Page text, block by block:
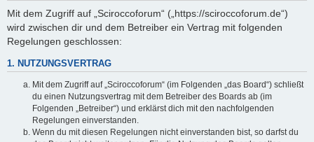
Mit dem Zugriff auf „Sciroccoforum“ („https://sciroccoforum.de“)
wird zwischen dir und dem Betreiber ein Vertrag mit folgenden
Regelungen geschlossen:
1. NUTZUNGSVERTRAG
Mit dem Zugriff auf „Sciroccoforum“ (im Folgenden „das Board“) schließt
du einen Nutzungsvertrag mit dem Betreiber des Boards ab (im
Folgenden „Betreiber“) und erklärst dich mit den nachfolgenden
Regelungen einverstanden.
Wenn du mit diesen Regelungen nicht einverstanden bist, so darfst du